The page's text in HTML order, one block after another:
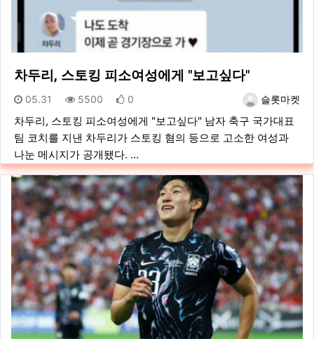
차두리, 스토킹 피소여성에게 "보고싶다"
등록자슬롯마켓
등록일
05.31 조회
5500 추천
0
차두리, 스토킹 피소여성에게 "보고싶다" 남자 축구 국가대표
팀 코치를 지낸 차두리가 스토킹 혐의 등으로 고소한 여성과
나눈 메시지가 공개됐다. …